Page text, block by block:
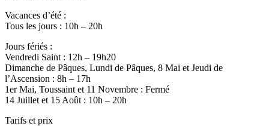
Vacances d’été :
Tous les jours : 10h – 20h
Jours fériés :
Vendredi Saint : 12h – 19h20
Dimanche de Pâques, Lundi de Pâques, 8 Mai et Jeudi de
l’Ascension : 8h – 17h
1er Mai, Toussaint et 11 Novembre : Fermé
14 Juillet et 15 Août : 10h – 20h
Tarifs et prix